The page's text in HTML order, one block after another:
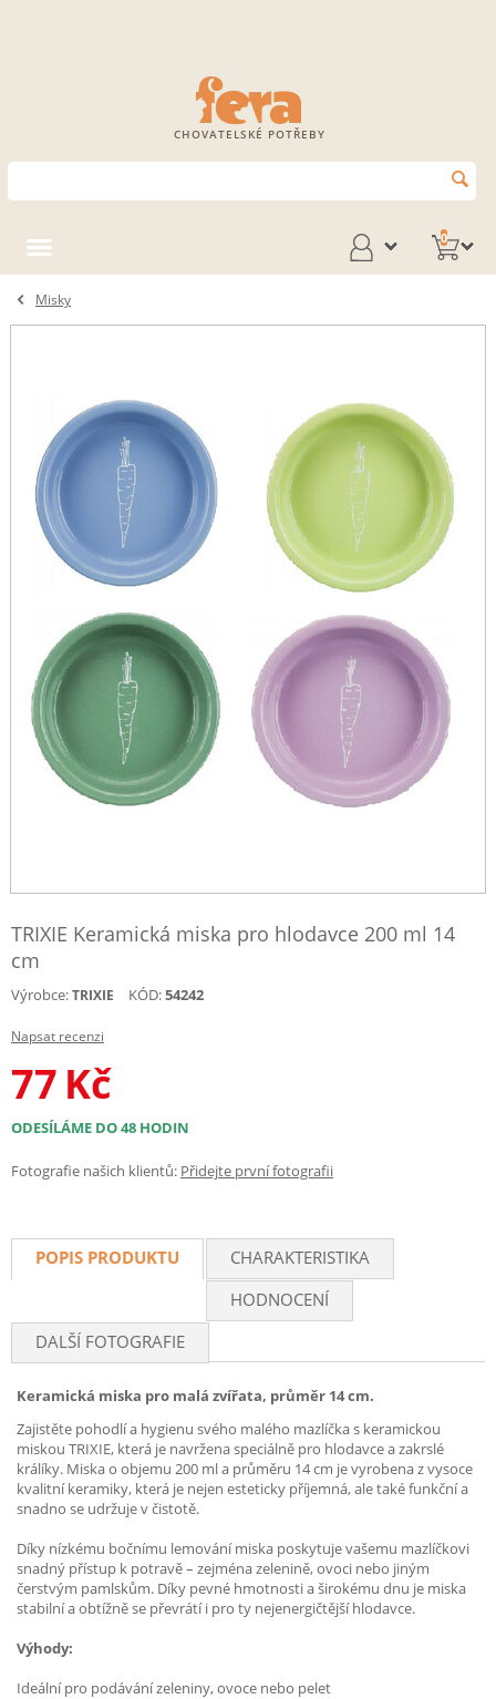
CHOVATELSKÉ POTŘEBY
0
Misky
TRIXIE Keramická miska pro hlodavce 200 ml 14
cm
Výrobce:TRIXIE KÓD:54242
Napsat recenzi
77 Kč
ODESÍLÁME DO 48 HODIN
Fotografie našich klientů: Přidejte první fotografii
POPIS PRODUKTU
CHARAKTERISTIKA
HODNOCENÍ
DALŠÍ FOTOGRAFIE
Keramická miska pro malá zvířata, průměr 14 cm.
Zajistěte pohodlí a hygienu svého malého mazlíčka s keramickou
miskou TRIXIE, která je navržena speciálně pro hlodavce a zakrslé
králíky. Miska o objemu 200 ml a průměru 14 cm je vyrobena z vysoce
kvalitní keramiky, která je nejen esteticky příjemná, ale také funkční a
snadno se udržuje v čistotě.
Díky nízkému bočnímu lemování miska poskytuje vašemu mazlíčkovi
snadný přístup k potravě – zejména zelenině, ovoci nebo jiným
čerstvým pamlskům. Díky pevné hmotnosti a širokému dnu je miska
stabilní a obtížně se převrátí i pro ty nejenergičtější hlodavce.
Výhody:
Ideální pro podávání zeleniny, ovoce nebo pelet